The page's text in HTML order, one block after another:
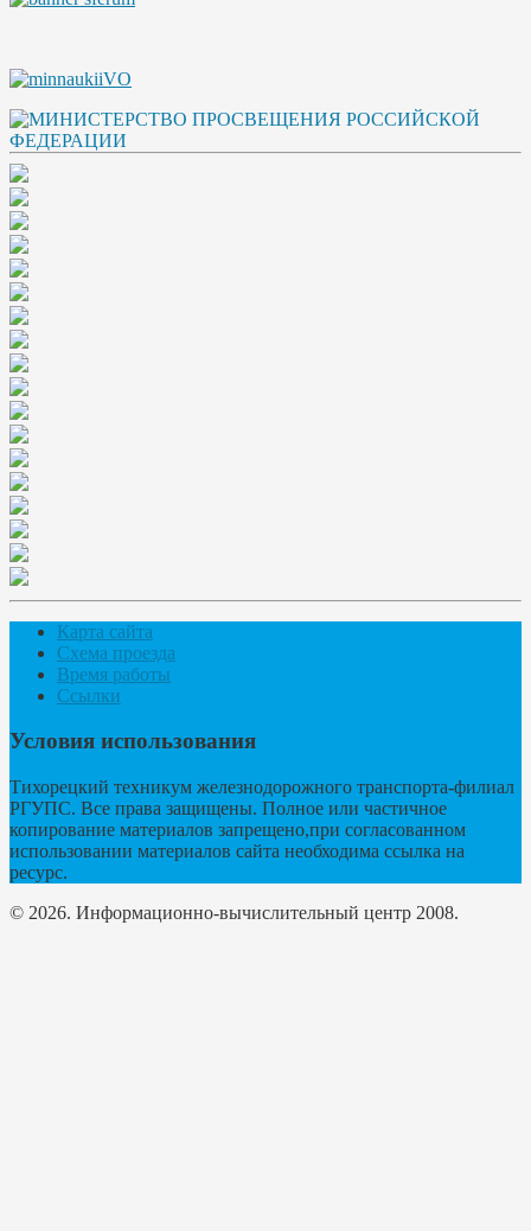
Карта сайта
Схема проезда
Время работы
Ссылки
Условия использования
Тихорецкий техникум железнодорожного транспорта-филиал
РГУПС. Все права защищены. Полное или частичное
копирование материалов запрещено,при согласованном
использовании материалов сайта необходима ссылка на
ресурс.
© 2026. Информационно-вычислительный центр 2008.